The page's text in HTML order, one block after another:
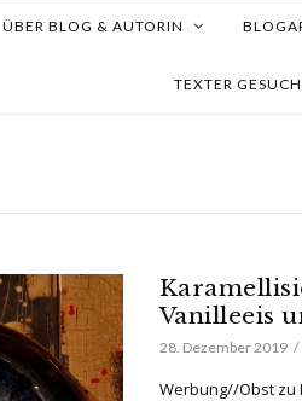
ÜBER BLOG & AUTORIN
TEXTER
Vanilleeis
28. Dezember 2019
Werbung//Obst zu